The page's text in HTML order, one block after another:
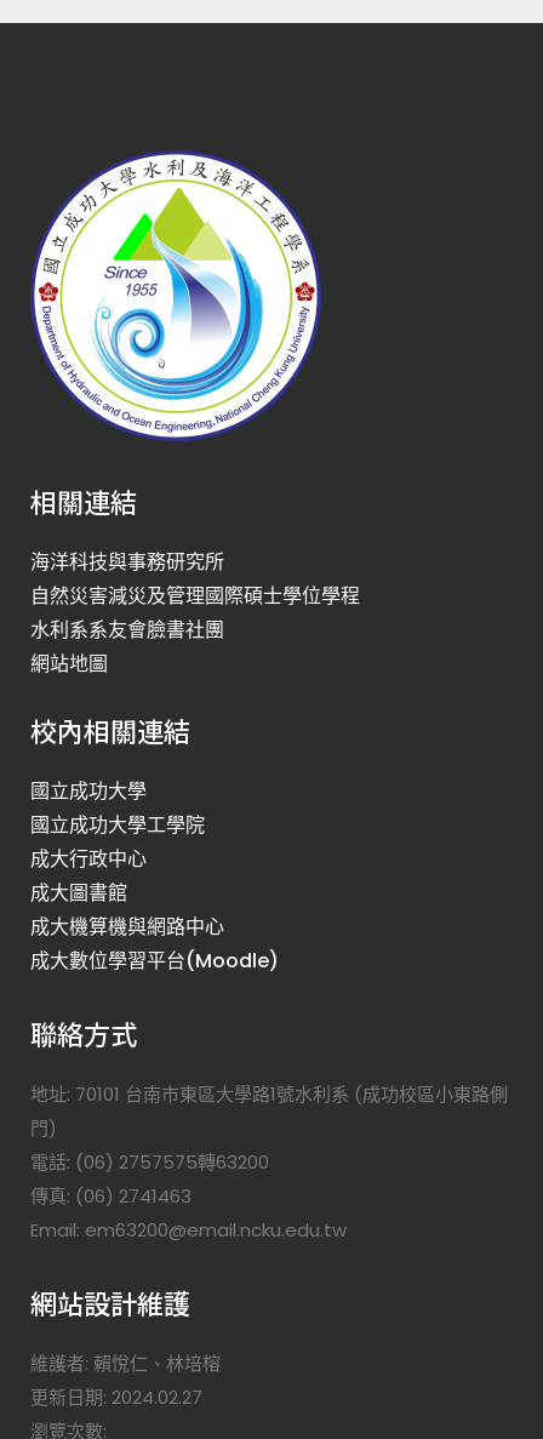
相關連結
海洋科技與事務研究所
自然災害減災及管理國際碩士學位學程
水利系系友會臉書社團
網站地圖
校內相關連結
國立成功大學
國立成功大學工學院
成大行政中心
成大圖書館
成大機算機與網路中心
成大數位學習平台(Moodle)
聯絡方式
地址: 70101 台南市東區大學路1號水利系 (成功校區小東路側
門)
電話: (06) 2757575轉63200
傳真: (06) 2741463
Email: em63200@email.ncku.edu.tw
網站設計維護
維護者: 賴悅仁、林培榕
更新日期: 2024.02.27
瀏覽次數: